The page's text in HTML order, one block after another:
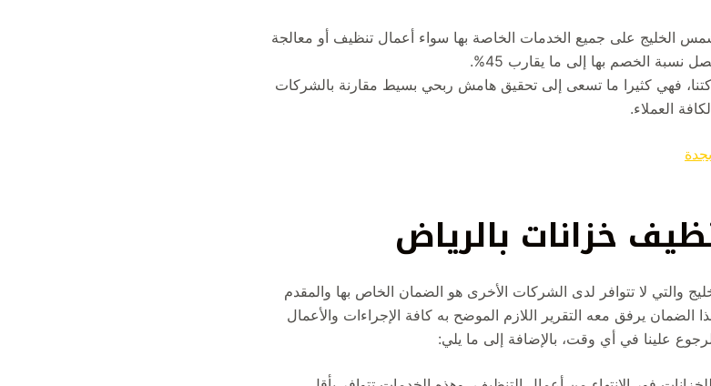
الخليج على جميع الخدمات الخاصة بها سواء أعمال تنظيف أو معالجة
الخصم بها إلى ما يقارب 45%.
فهي كثيرا ما تسعى إلى تحقيق هامش ربحي بسيط مقارنة بالشركات
العملاء.
خزانات بالرياض
لا تتوافر لدى الشركات الأخرى هو الضمان الخاص بها والمقدم
الضمان يرفق معه التقرير اللازم الموضح به كافة الإجراءات والأعمال
علينا في أي وقت، بالإضافة إلى ما يلي: